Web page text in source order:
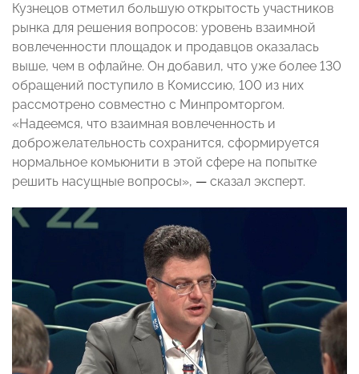
Кузнецов отметил большую открытость участников
рынка для решения вопросов: уровень взаимной
вовлеченности площадок и продавцов оказалась
выше, чем в офлайне. Он добавил, что уже более 130
обращений поступило в Комиссию, 100 из них
рассмотрено совместно с Минпромторгом.
«Надеемся, что взаимная вовлеченность и
доброжелательность сохранится, сформируется
нормальное комьюнити в этой сфере на попытке
решить насущные вопросы», — сказал эксперт.